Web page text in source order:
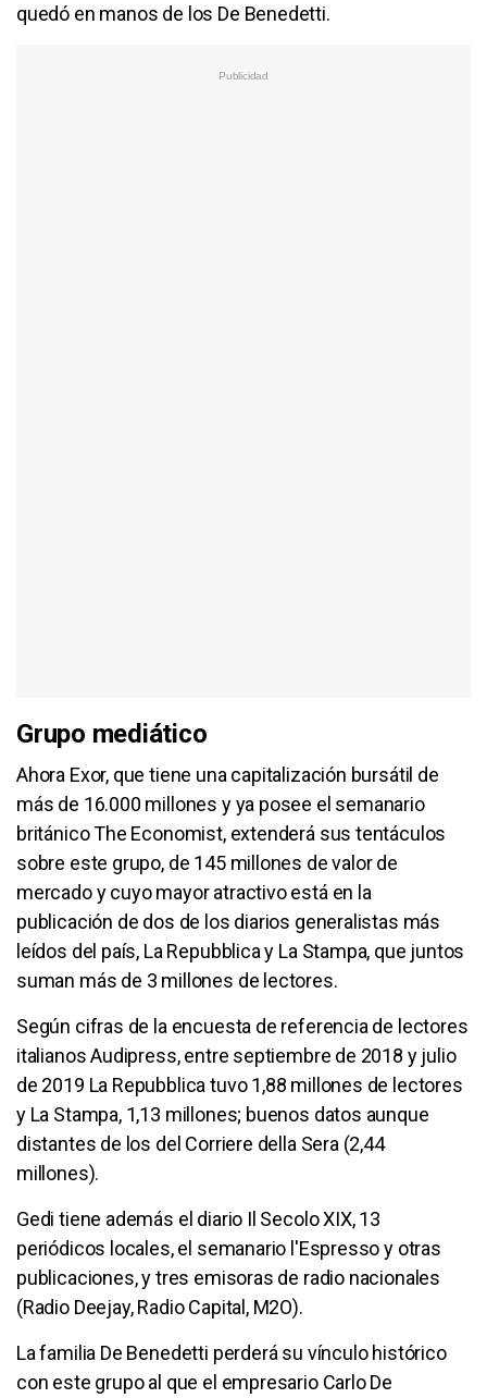
quedó en manos de los De Benedetti.
Grupo mediático
Ahora Exor, que tiene una capitalización bursátil de
más de 16.000 millones y ya posee el semanario
británico The Economist, extenderá sus tentáculos
sobre este grupo, de 145 millones de valor de
mercado y cuyo mayor atractivo está en la
publicación de dos de los diarios generalistas más
leídos del país, La Repubblica y La Stampa, que juntos
suman más de 3 millones de lectores.
Según cifras de la encuesta de referencia de lectores
italianos Audipress, entre septiembre de 2018 y julio
de 2019 La Repubblica tuvo 1,88 millones de lectores
y La Stampa, 1,13 millones; buenos datos aunque
distantes de los del Corriere della Sera (2,44
millones).
Gedi tiene además el diario Il Secolo XIX, 13
periódicos locales, el semanario l'Espresso y otras
publicaciones, y tres emisoras de radio nacionales
(Radio Deejay, Radio Capital, M2O).
La familia De Benedetti perderá su vínculo histórico
con este grupo al que el empresario Carlo De